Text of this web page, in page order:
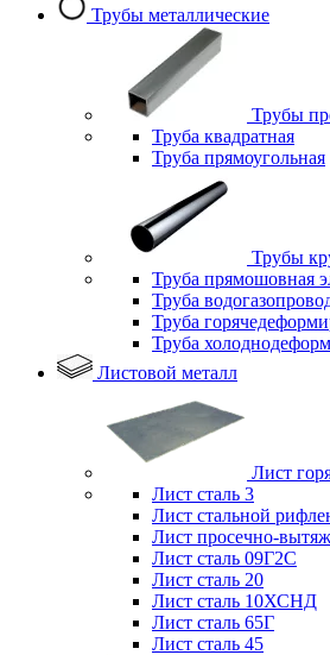
Трубы металлические
Трубы
Труба квадратная
Труба прямоугольная
Трубы
Труба прямошовная
Труба
Труба
Труба
Листовой металл
Лист
Лист сталь 3
Лист стальной
Лист просечно-
Лист сталь 09Г2С
Лист сталь 20
Лист сталь 10ХСНД
Лист сталь 65Г
Лист сталь 45